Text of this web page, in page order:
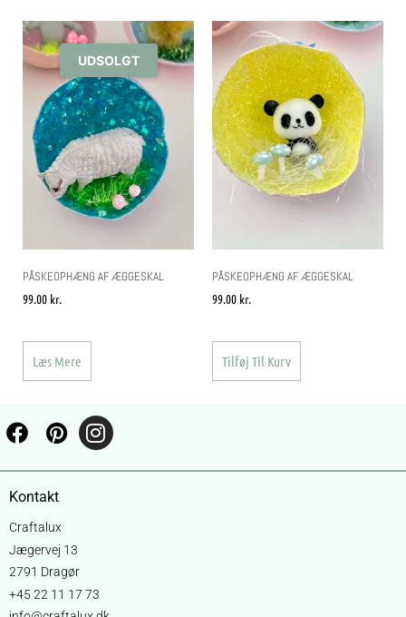
UDSOLGT
PÅSKEOPHÆNG AF ÆGGESKAL
99.00 kr.
Læs Mere
PÅSKEOPHÆNG AF ÆGGESKAL
99.00 kr.
Tilføj Til Kurv
Kontakt
Craftalux
Jægervej 13
2791 Dragør
+45 22 11 17 73